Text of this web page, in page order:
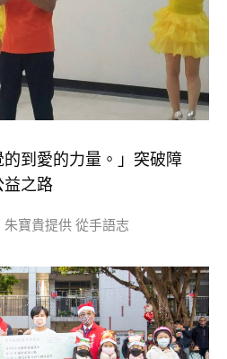
的到愛的力量。」突破障
益之路
寶貴提供 從手語志